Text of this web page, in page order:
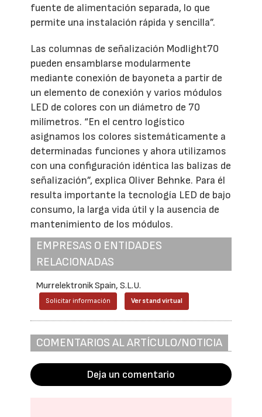
fuente de alimentación separada, lo que
permite una instalación rápida y sencilla”.
Las columnas de señalización Modlight70
pueden ensamblarse modularmente
mediante conexión de bayoneta a partir de
un elemento de conexión y varios módulos
LED de colores con un diámetro de 70
milímetros. “En el centro logístico
asignamos los colores sistemáticamente a
determinadas funciones y ahora utilizamos
con una configuración idéntica las balizas de
señalización”, explica Oliver Behnke. Para él
resulta importante la tecnología LED de bajo
consumo, la larga vida útil y la ausencia de
mantenimiento de los módulos.
EMPRESAS O ENTIDADES
RELACIONADAS
Murrelektronik Spain, S.L.U.
Solicitar información Ver stand virtual
COMENTARIOS AL ARTÍCULO/NOTICIA
Deja un comentario